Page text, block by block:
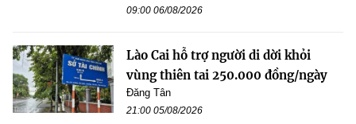
09:00 06/08/2026
Lào Cai hỗ trợ người di dời khỏi
vùng thiên tai 250.000 đồng/ngày
Đăng Tân
21:00 05/08/2026